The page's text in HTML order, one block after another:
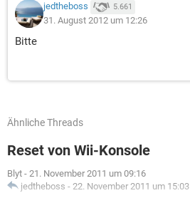
jedtheboss 5.661
31. August 2012 um 12:26
Bitte
Ähnliche Threads
Reset von Wii-Konsole
Blyt - 21. November 2011 um 09:16
jedtheboss - 22. November 2011 um 15:03